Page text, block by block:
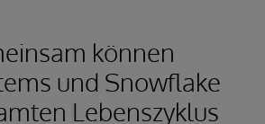
können
und Snowflake
Lebenszyklus